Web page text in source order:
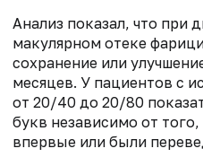
Анализ показал, что при
макулярном отеке
сохранение или
месяцев. У пациентов с
от 20/40 до 20/80
букв независимо от
впервые или были